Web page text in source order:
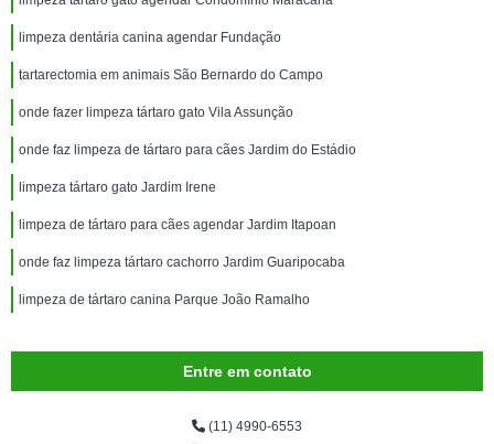
limpeza dentária canina agendar Fundação
tartarectomia em animais São Bernardo do Campo
onde fazer limpeza tártaro gato Vila Assunção
onde faz limpeza de tártaro para cães Jardim do Estádio
limpeza tártaro gato Jardim Irene
limpeza de tártaro para cães agendar Jardim Itapoan
onde faz limpeza tártaro cachorro Jardim Guaripocaba
limpeza de tártaro canina Parque João Ramalho
Entre em contato
(11) 4990-6553